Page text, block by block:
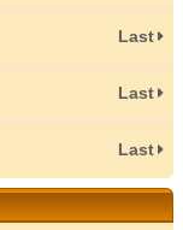
Last
Last
Last